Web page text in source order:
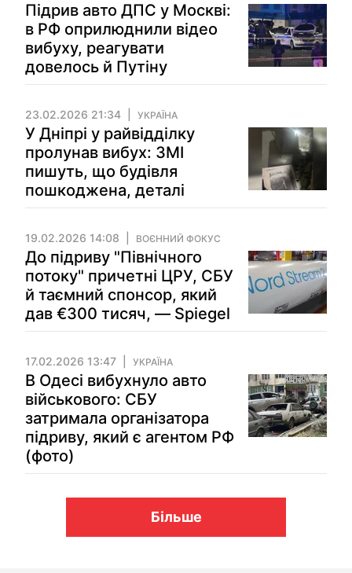
Підрив авто ДПС у Москві:
в РФ оприлюднили відео
вибуху, реагувати
довелось й Путіну
23.02.2026 21:34 УКРАЇНА
У Дніпрі у райвідділку
пролунав вибух: ЗМІ
пишуть, що будівля
пошкоджена, деталі
19.02.2026 14:08 ВОЄННИЙ ФОКУС
До підриву "Північного
потоку" причетні ЦРУ, СБУ
й таємний спонсор, який
дав €300 тисяч, — Spiegel
17.02.2026 13:47 УКРАЇНА
В Одесі вибухнуло авто
військового: СБУ
затримала організатора
підриву, який є агентом РФ
(фото)
Більше